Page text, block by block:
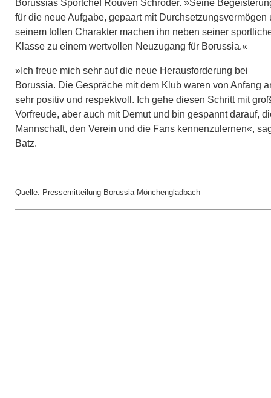
Borussias Sportchef Rouven Schröder. »Seine
für die neue Aufgabe, gepaart mit Durchsetzungsvermögen
seinem tollen Charakter machen ihn neben seiner
Klasse zu einem wertvollen Neuzugang für Borussia.«
»Ich freue mich sehr auf die neue Herausforderung bei
Borussia. Die Gespräche mit dem Klub waren von Anfang
sehr positiv und respektvoll. Ich gehe diesen Schritt mit
Vorfreude, aber auch mit Demut und bin gespannt darauf,
Mannschaft, den Verein und die Fans kennenzulernen«,
Batz.
Quelle: Pressemitteilung Borussia Mönchengladbach